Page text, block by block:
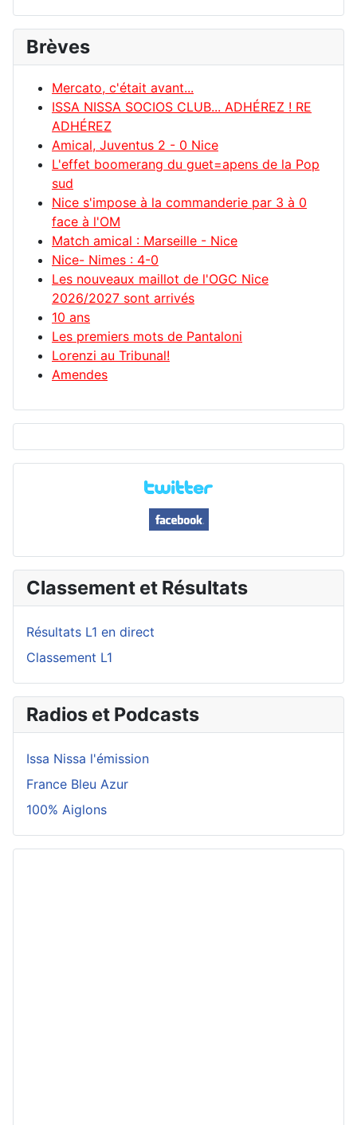
Brèves
Mercato, c'était avant...
ISSA NISSA SOCIOS CLUB... ADHÉREZ ! RE
ADHÉREZ
Amical, Juventus 2 - 0 Nice
L'effet boomerang du guet=apens de la Pop
sud
Nice s'impose à la commanderie par 3 à 0
face à l'OM
Match amical : Marseille - Nice
Nice- Nimes : 4-0
Les nouveaux maillot de l'OGC Nice
2026/2027 sont arrivés
10 ans
Les premiers mots de Pantaloni
Lorenzi au Tribunal!
Amendes
Classement et Résultats
Résultats L1 en direct
Classement L1
Radios et Podcasts
Issa Nissa l'émission
France Bleu Azur
100% Aiglons